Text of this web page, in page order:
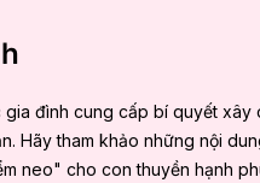
gia đình cung cấp bí quyết xây
Hãy tham khảo những nội
neo" cho con thuyền hạnh